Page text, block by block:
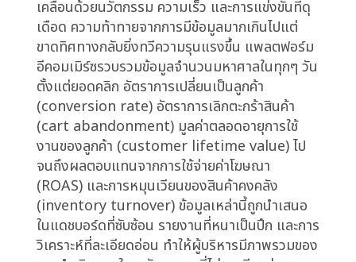
ตัดสินใจไม่ใช่การกระทำที่เป็นกลาง หากแต่เป็นต้น
ทุนที่แท้จริงและมหาศาล ซึ่งเป็นต้นทุนของการไม่
ตัดสินใจ (cost of indecision) ที่กัดกินทรัพยากร
โอกาส และขีดความสามารถในการแข่งขันอย่าง
เงียบๆ ต้นทุนเหล่านี้มักมองไม่เห็นในงบประมาณ
ประจำวัน ไม่ปรากฏในรายงานผลกำไรขาดทุน
โดยตรง แต่กลับเป็นพลังงานที่ฉุดรั้งองค์กรไม่ให้
ก้าวไปข้างหน้า และบั่นทอนศักยภาพในการสร้าง
มูลค่าระยะยาว
Industry-Specific Tension: